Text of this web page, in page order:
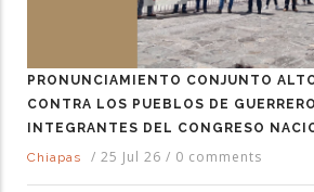
PRONUNCIAMIENTO CONJUNTO
CONTRA LOS PUEBLOS DE
INTEGRANTES DEL CONGRESO
Chiapas
/ 25 Jul 26 / 0 comments